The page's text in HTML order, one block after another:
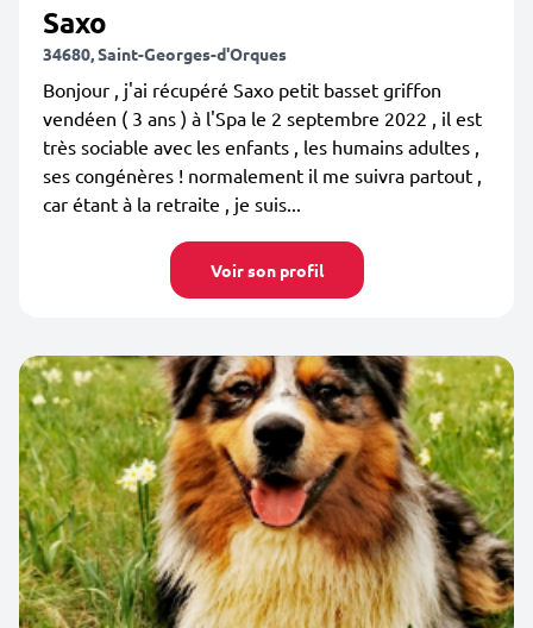
Saxo
34680, Saint-Georges-d'Orques
Bonjour , j'ai récupéré Saxo petit basset griffon
vendéen ( 3 ans ) à l'Spa le 2 septembre 2022 , il est
très sociable avec les enfants , les humains adultes ,
ses congénères ! normalement il me suivra partout ,
car étant à la retraite , je suis...
Voir son profil